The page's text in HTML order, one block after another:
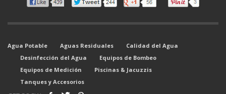
Agua Potable Aguas Residuales
Calidad del Agua
Desinfección del Agua
Equipos de Bombeo
Equipos de Medición
Piscinas & Jacuzzis
Tanques y Accesorios